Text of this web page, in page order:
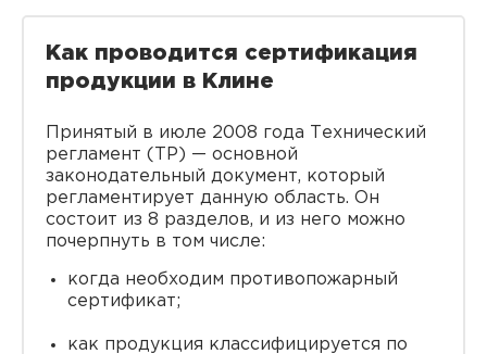
Как проводится сертификация
продукции в Клине
Принятый в июле 2008 года Технический
регламент (ТР) — основной
законодательный документ, который
регламентирует данную область. Он
состоит из 8 разделов, и из него можно
почерпнуть в том числе:
когда необходим противопожарный
сертификат;
как продукция классифицируется по